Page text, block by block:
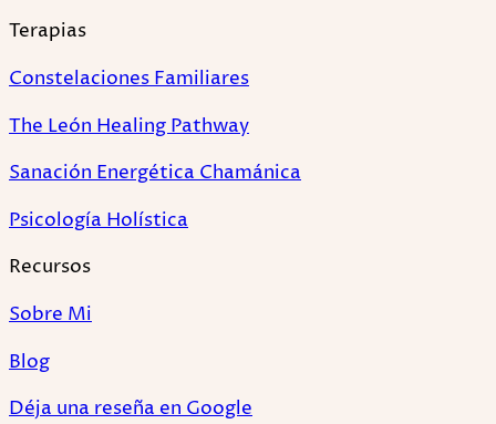
Terapias
Constelaciones Familiares
The León Healing Pathway
Sanación Energética Chamánica
Psicología Holística
Recursos
Sobre Mi
Blog
Déja una reseña en Google